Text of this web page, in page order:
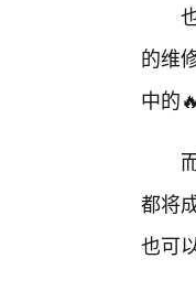
的维
中的
都将
也可